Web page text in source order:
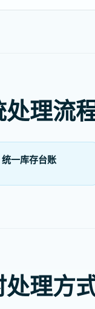
处理流
统一库存台账
处理方